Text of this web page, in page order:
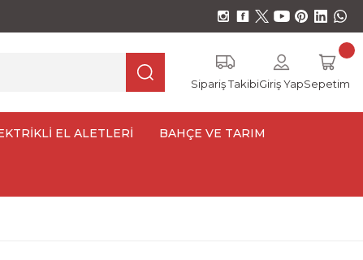
Sipariş TakibiGiriş YapSepetim
EL ALETLERİ BAHÇE VE TARIM